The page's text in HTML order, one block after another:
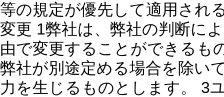
等の規定が優先して適用され
変更 1弊社は、弊社の判断に
由で変更することができるも
弊社が別途定める場合を除い
力を生じるものとします。 3